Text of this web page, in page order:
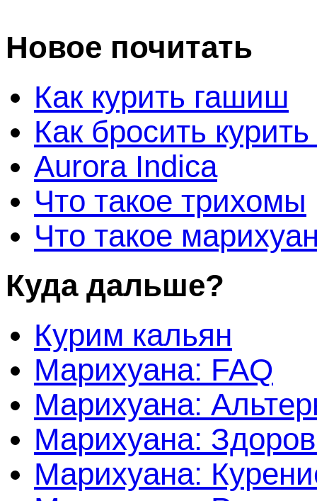
Новое почитать
Как курить гашиш
Как бросить
Aurora Indica
Что такое трихомы
Что такое
Куда дальше?
Курим кальян
Марихуана: FAQ
Марихуана:
Марихуана:
Марихуана: